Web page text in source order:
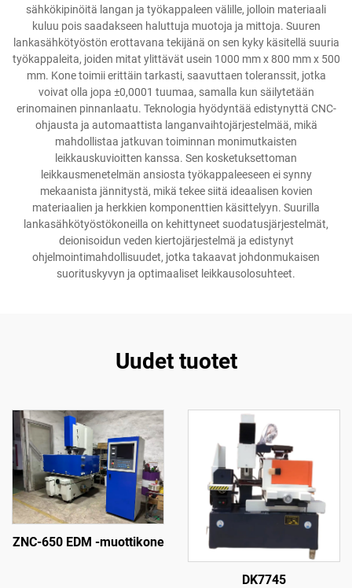
sähkökipinöitä langan ja työkappaleen välille, jolloin materiaali
kuluu pois saadakseen haluttuja muotoja ja mittoja. Suuren
lankasähkötyöstön erottavana tekijänä on sen kyky käsitellä suuria
työkappaleita, joiden mitat ylittävät usein 1000 mm x 800 mm x 500
mm. Kone toimii erittäin tarkasti, saavuttaen toleranssit, jotka
voivat olla jopa ±0,0001 tuumaa, samalla kun säilytetään
erinomainen pinnanlaatu. Teknologia hyödyntää edistynyttä CNC-
ohjausta ja automaattista langanvaihtojärjestelmää, mikä
mahdollistaa jatkuvan toiminnan monimutkaisten
leikkauskuvioitten kanssa. Sen kosketuksettoman
leikkausmenetelmän ansiosta työkappaleeseen ei synny
mekaanista jännitystä, mikä tekee siitä ideaalisen kovien
materiaalien ja herkkien komponenttien käsittelyyn. Suurilla
lankasähkötyöstökoneilla on kehittyneet suodatusjärjestelmät,
deionisoidun veden kiertojärjestelmä ja edistynyt
ohjelmointimahdollisuudet, jotka takaavat johdonmukaisen
suorituskyvyn ja optimaaliset leikkausolosuhteet.
Uudet tuotet
ZNC-650 EDM -muottikone
DK7745